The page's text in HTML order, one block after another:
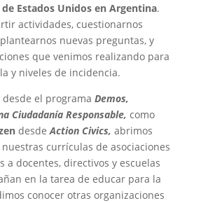
de Estados Unidos en Argentina.
actividades, cuestionarnos
nuevas preguntas, y
que venimos realizando para
y niveles de incidencia.
el programa Demos,
Ciudadanía Responsable, como
desde Action Civics, abrimos
currículas de asociaciones
a docentes, directivos y escuelas
en la tarea de educar para la
conocer otras organizaciones